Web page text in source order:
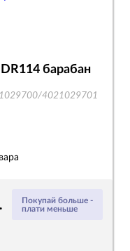
Покупай больше -
плати меньше
барабан
4021029701